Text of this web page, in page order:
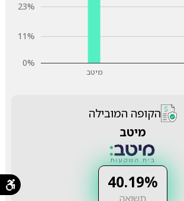
מיטב
0%
11%
23%
הקופה המובילה
מיטב
40.19%
תשואה